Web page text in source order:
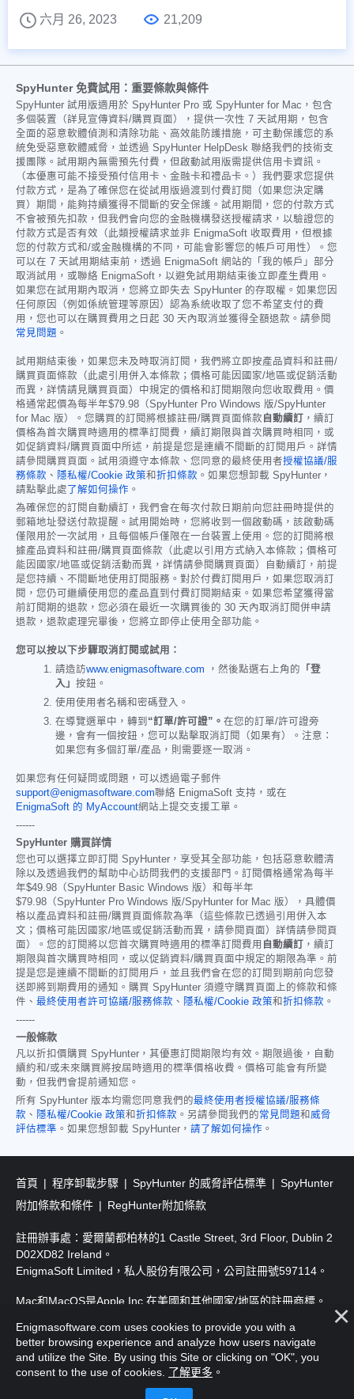
六月 26, 2023
21,209
SpyHunter 免費試用：重要條款與條件
SpyHunter 試用版適用於 SpyHunter Pro 或 SpyHunter for Mac，包含
多個裝置（詳見宣傳資料/購買頁面），提供一次性 7 天試用期，包含
全面的惡意軟體偵測和清除功能、高效能防護措施，可主動保護您的系
統免受惡意軟體威脅，並透過 SpyHunter HelpDesk 聯絡我們的技術支
援團隊。試用期內無需預先付費，但啟動試用版需提供信用卡資訊。
（本優惠可能不接受預付信用卡、金融卡和禮品卡。）我們要求您提供
付款方式，是為了確保您在從試用版過渡到付費訂閱（如果您決定購
買）期間，能夠持續獲得不間斷的安全保護。試用期間，您的付款方式
不會被預先扣款，但我們會向您的金融機構發送授權請求，以驗證您的
付款方式是否有效（此類授權請求並非 EnigmaSoft 收取費用，但根據
您的付款方式和/或金融機構的不同，可能會影響您的帳戶可用性）。您
可以在 7 天試用期結束前，透過 EnigmaSoft 網站的「我的帳戶」部分
取消試用，或聯絡 EnigmaSoft，以避免試用期結束後立即產生費用。
如果您在試用期內取消，您將立即失去 SpyHunter 的存取權。如果您因
任何原因（例如係統管理等原因）認為系統收取了您不希望支付的費
用，您也可以在購買費用之日起 30 天內取消並獲得全額退款。請參閱
常見問題 。
試用期結束後，如果您未及時取消訂閱，我們將立即按產品資料和註冊/
購買頁面條款（此處引用併入本條款；價格可能因國家/地區或促銷活動
而異，詳情請見購買頁面）中規定的價格和訂閱期限向您收取費用。價
格通常起價為每半年$79.98 （SpyHunter Pro Windows 版/SpyHunter
for Mac 版）。您購買的訂閱將根據註冊/購買頁面條款 自動續訂 ，續訂
價格為首次購買時適用的標準訂閱費，續訂期限與首次購買時相同，或
如促銷資料/購買頁面中所述，前提是您是連續不間斷的訂閱用戶。詳情
請參閱購買頁面。試用須遵守本條款、您同意的最終使用者授權協議/服
務條款 、 隱私權/Cookie 政策和折扣條款 。如果您想卸載 SpyHunter，
請點擊此處了解如何操作 。
為確保您的訂閱自動續訂，我們會在每次付款日期前向您註冊時提供的
郵箱地址發送付款提醒。試用開始時，您將收到一個啟動碼，該啟動碼
僅限用於一次試用，且每個帳戶僅限在一台裝置上使用。您的訂閱將根
據產品資料和註冊/購買頁面條款（此處以引用方式納入本條款；價格可
能因國家/地區或促銷活動而異，詳情請參閱購買頁面）自動續訂，前提
是您持續、不間斷地使用訂閱服務。對於付費訂閱用戶，如果您取消訂
閱，您仍可繼續使用您的產品直到付費訂閱期結束。如果您希望獲得當
前訂閱期的退款，您必須在最近一次購買後的 30 天內取消訂閱併申請
退款，退款處理完畢後，您將立即停止使用全部功能。
您可以按以下步驟取消訂閱或試用：
請造訪www.enigmasoftware.com ，然後點選右上角的 「登
入」 按鈕。
使用使用者名稱和密碼登入。
在導覽選單中，轉到 “訂單/許可證”。 在您的訂單/許可證旁
邊，會有一個按鈕，您可以點擊取消訂閱（如果有）。注意：
如果您有多個訂單/產品，則需要逐一取消。
如果您有任何疑問或問題，可以透過電子郵件
support@enigmasoftware.com聯絡 EnigmaSoft 支持，或在
EnigmaSoft 的 MyAccount網站上提交支援工單。
------
SpyHunter 購買詳情
您也可以選擇立即訂閱 SpyHunter，享受其全部功能，包括惡意軟體清
除以及透過我們的幫助中心訪問我們的支援部門。訂閱價格通常為每半
年$49.98 （SpyHunter Basic Windows 版）和每半年
$79.98 （SpyHunter Pro Windows 版/SpyHunter for Mac 版），具體價
格以產品資料和註冊/購買頁面條款為準（這些條款已透過引用併入本
文；價格可能因國家/地區或促銷活動而異，請參閱頁面）詳情請參閱頁
面）。您的訂閱將以您首次購買時適用的標準訂閱費用 自動續訂
，續訂
期限與首次購買時相同，或以促銷資料/購買頁面中規定的期限為準。前
提是您是連續不間斷的訂閱用戶，並且我們會在您的訂閱到期前向您發
送即將到期費用的通知。購買 SpyHunter 須遵守購買頁面上的條款和條
件、 最終使用者許可協議/服務條款 、 隱私權/Cookie 政策和折扣條款 。
------
一般條款
凡以折扣價購買 SpyHunter，其優惠訂閱期限均有效。期限過後，自動
續約和/或未來購買將按屆時適用的標準價格收費。價格可能會有所變
動，但我們會提前通知您。
所有 SpyHunter 版本均需您同意我們的最終使用者授權協議/服務條
款 、 隱私權/Cookie 政策和折扣條款 。另請參閱我們的常見問題和威脅
評估標準 。如果您想卸載 SpyHunter， 請了解如何操作 。
首頁 程序卸載步驟 SpyHunter 的威脅評估標準
SpyHunter
附加條款和條件
RegHunter附加條款
註冊辦事處：愛爾蘭都柏林的1 Castle Street, 3rd Floor, Dublin 2
D02XD82 Ireland。
EnigmaSoft Limited，私人股份有限公司，公司註冊號597114。
Mac和MacOS是Apple Inc.在美國和其他國家/地區的註冊商標。
版權所有2016-2026. EnigmaSoft Ltd. 保留所有權利。
Enigmasoftware.com uses cookies to provide you with a
better browsing experience and analyze how users navigate
and utilize the Site. By using this Site or clicking on "OK", you
consent to the use of cookies. 了解更多 。